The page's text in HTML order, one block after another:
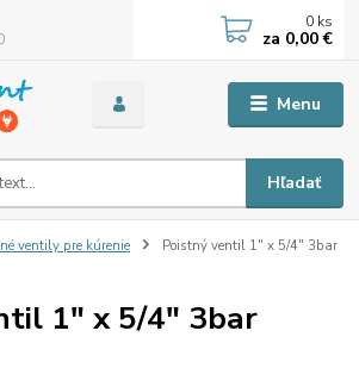
Menu
Hľadať
0 ks
za 0,00 €
ventily pre kúrenie
Poistný ventil 1" x 5/4" 3bar
1" x 5/4" 3bar